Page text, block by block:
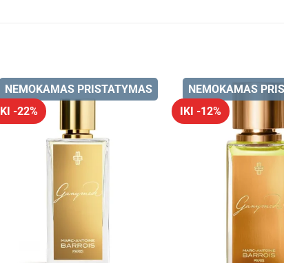
IKI -22%
NEMOKAMAS PRISTATYMAS
IKI -12%
NEMOKAMAS